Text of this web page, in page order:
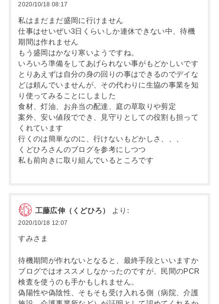
2020/10/18 08:17
私はまだまだ盛岡に行けません
仕事はせいぜい3日くらいしか連休できない中、待機
期間は作れません
もう盛岡はかなり寒いようですね。
いろいろ準備をしてあげられない事がもどかしいです
とりあえずは自分の身の回りの事はできるのでデイな
どは頼んでいませんが、その代わりに生協の事業を知
り使ってみることにしました
食材、灯油、お弁当の配達、庭の草取りや剪定
案外、安い値段ででき、見守りとしての役割も担って
くれています
行くのは簡単なのに、行けないもどかしさ、、、
くどひろさんのブログを参考にしつつ
私も前向きに取り組んでいるところです
工藤広伸（くどひろ） より:
2020/10/18 12:07
すみさま
待機期間が作れないとなると、最終手段といいますか
ブログではオススメしなかったのですが、民間のPCR
検査を使うのも手かもしれません。
偽陽性や偽陰性、そもそも受け入れる側（病院、介護